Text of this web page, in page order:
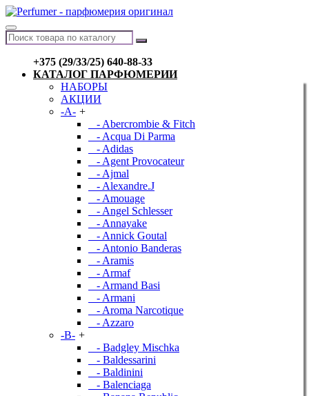
+375 (29/33/25) 640-88-33
КАТАЛОГ ПАРФЮМЕРИИ
НАБОРЫ
АКЦИИ
-A- +
- Abercrombie & Fitch
- Acqua Di Parma
- Adidas
- Agent Provocateur
- Ajmal
- Alexandre.J
- Amouage
- Angel Schlesser
- Annayake
- Annick Goutal
- Antonio Banderas
- Aramis
- Armaf
- Armand Basi
- Armani
- Aroma Narcotique
- Azzaro
-B- +
- Badgley Mischka
- Baldessarini
- Baldinini
- Balenciaga